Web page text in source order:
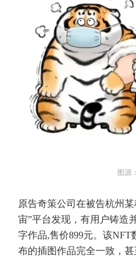
图源
原告奇策公司在被告杭州
宙”平台发现，有用户铸造
字作品,售价899元。该
布的插图作品完全一致，甚